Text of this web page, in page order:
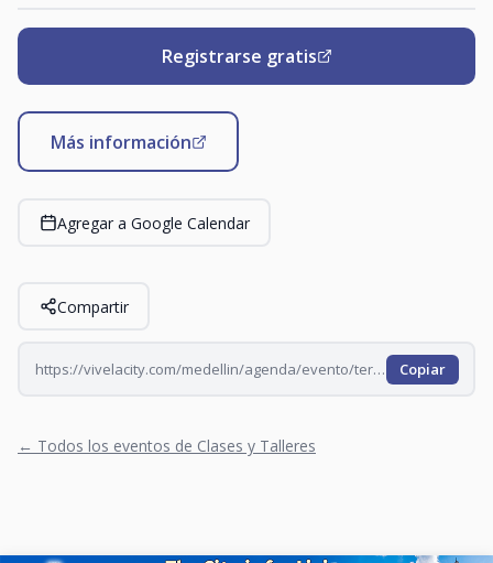
Registrarse gratis
Más información
Agregar a Google Calendar
Compartir
https://vivelacity.com/medellin/agenda/evento/tertulia-literaria-con-reinaldo-spitaletta-2026-09-25 Copiar
← Todos los eventos de Clases y Talleres